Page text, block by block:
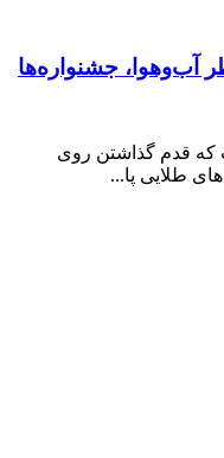
آب‌وهوا، جشنواره‌ها
که قدم گذاشتن روی
طلایی پا...